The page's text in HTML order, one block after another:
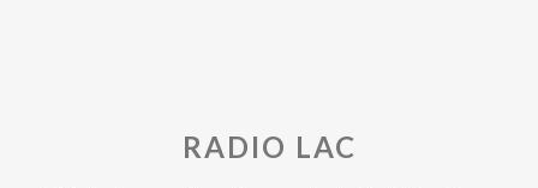
RADIO LAC